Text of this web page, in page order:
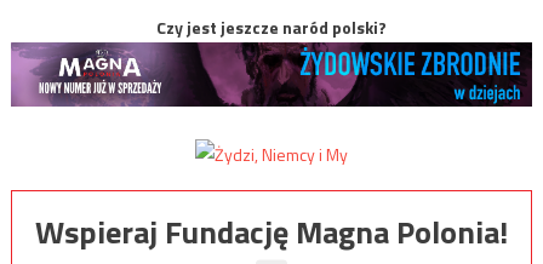
Czy jest jeszcze naród polski?
Wspieraj Fundację Magna Polonia!